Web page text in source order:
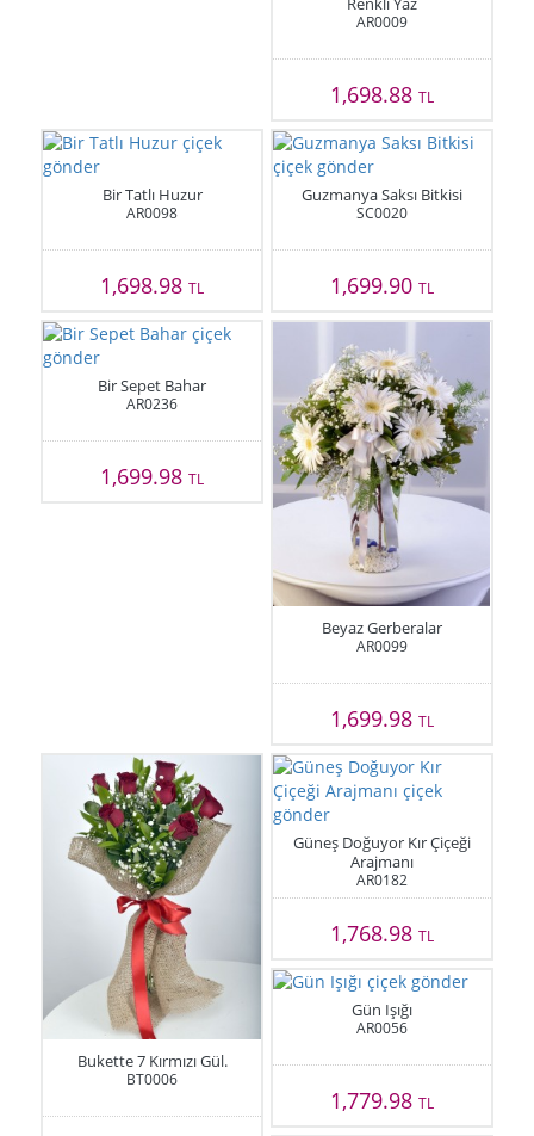
AR0009
1,698.88 TL
Bir Tatlı Huzur
AR0098
1,698.98TL
Guzmanya Saksı Bitkisi
SC0020
1,699.90 TL
Bir Sepet Bahar
AR0236
1,699.98TL
Beyaz Gerberalar
AR0099
1,699.98 TL
Bukette 7 Kırmızı Gül.
BT0006
Güneş Doğuyor Kır Çiçeği
Arajmanı
AR0182
1,768.98 TL
Gün Işığı
AR0056
1,779.98 TL